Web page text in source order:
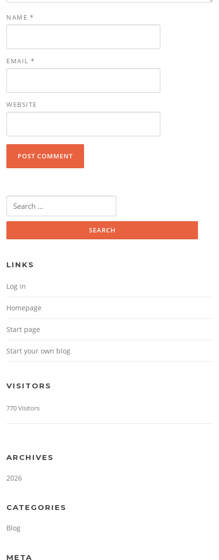
NAME *
EMAIL*
WEBSITE
Search for:
LINKS
Log in
Homepage
Start page
Start your own blog
VISITORS
770 Visitors
ARCHIVES
2026
CATEGORIES
Blog
META